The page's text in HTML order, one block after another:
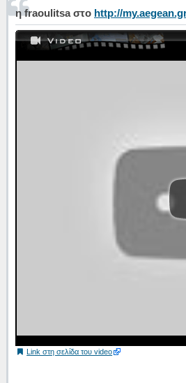
η fraoulitsa στο http://
Link στη σελίδα του video